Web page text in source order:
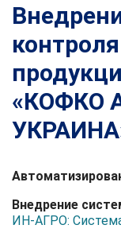
«КОФКО
Внедрение
ИН-АГРО: